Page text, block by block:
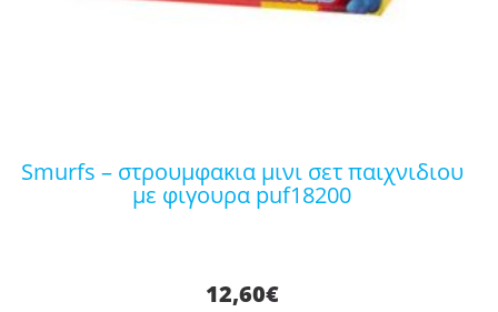
smurfs – στρουμφακια μινι σετ παιχνιδιου
με φιγουρα puf18200
12,60€